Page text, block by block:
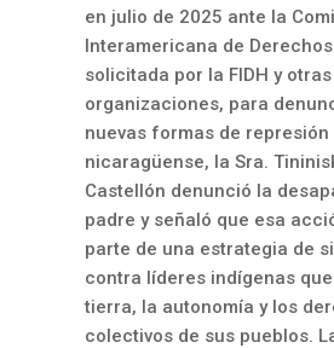
en julio de 2025 ante la
Interamericana de
solicitada por la FIDH y otras
organizaciones, para
nuevas formas de represión
nicaragüense, la Sra.
Castellón denunció la
padre y señaló que esa
parte de una estrategia de
contra líderes indígenas
tierra, la autonomía y los
colectivos de sus pueblos.